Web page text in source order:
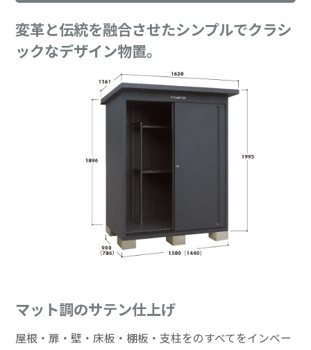
変革と伝統を融合させたシンプルでクラシ
ックなデザイン物置。
マット調のサテン仕上げ
屋根・扉・壁・床板・棚板・支柱をのすべてをインベー